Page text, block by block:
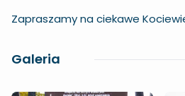
Zapraszamy na ciekawe
Galeria